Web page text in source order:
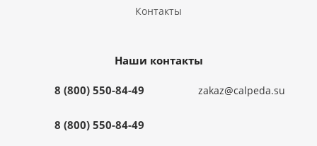
Контакты
Наши контакты
8 (800) 550-84-49
8 (800) 550-84-49
zakaz@calpeda.su